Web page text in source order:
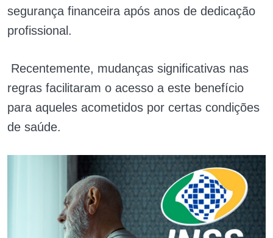
segurança financeira após anos de dedicação
profissional.
Recentemente, mudanças significativas nas
regras facilitaram o acesso a este benefício
para aqueles acometidos por certas condições
de saúde.